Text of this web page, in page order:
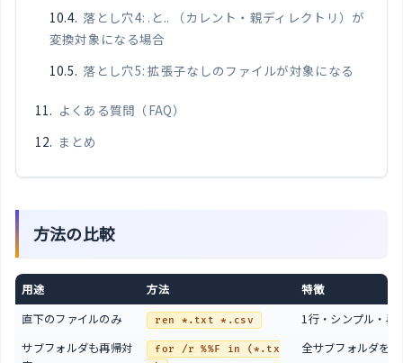
落とし穴4: .と.. （カレント・親ディレクトリ）が
変換対象になる場合
落とし穴5: 拡張子なしのファイルが対象になる
よくある質問（FAQ）
まとめ
方法の比較
用途 方法
特徴
直下のファイルのみ
ren *.txt *.csv
1行・シンプル・再
サブフォルダも再帰対
for /r %%F in (*.tx
全サブフォルダを